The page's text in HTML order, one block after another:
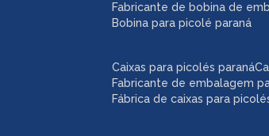
fabricante de bobina de
bobina para picolé paraná
fabricante de embalagem
fábrica de caixas para
caixas para picolés paraná